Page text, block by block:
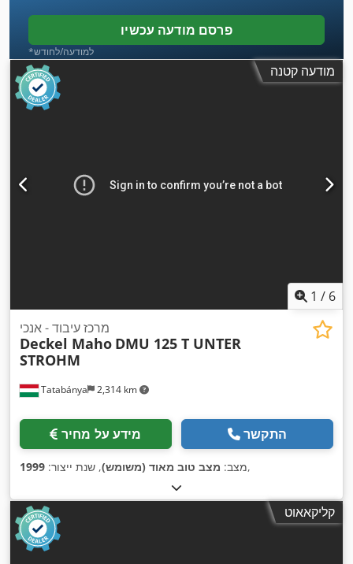
פרסם מודעה עכשיו
*למודעה/לחודש
מודעה קטנה
1 / 6
Tatabánya 2,314 km
מרכז עיבוד - אנכי
Deckel Maho DMU 125 T UNTER
STROHM
מידע על מחיר התקשר
מצב: מצב טוב מאוד (משומש), שנת ייצור: 1999 ,
קליקאאוט